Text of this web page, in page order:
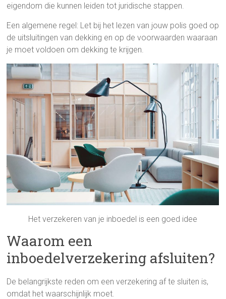
eigendom die kunnen leiden tot juridische stappen.
Een algemene regel: Let bij het lezen van jouw polis goed op
de uitsluitingen van dekking en op de voorwaarden waaraan
je moet voldoen om dekking te krijgen.
Het verzekeren van je inboedel is een goed idee
Waarom een
inboedelverzekering afsluiten?
De belangrijkste reden om een verzekering af te sluiten is,
omdat het waarschijnlijk moet.